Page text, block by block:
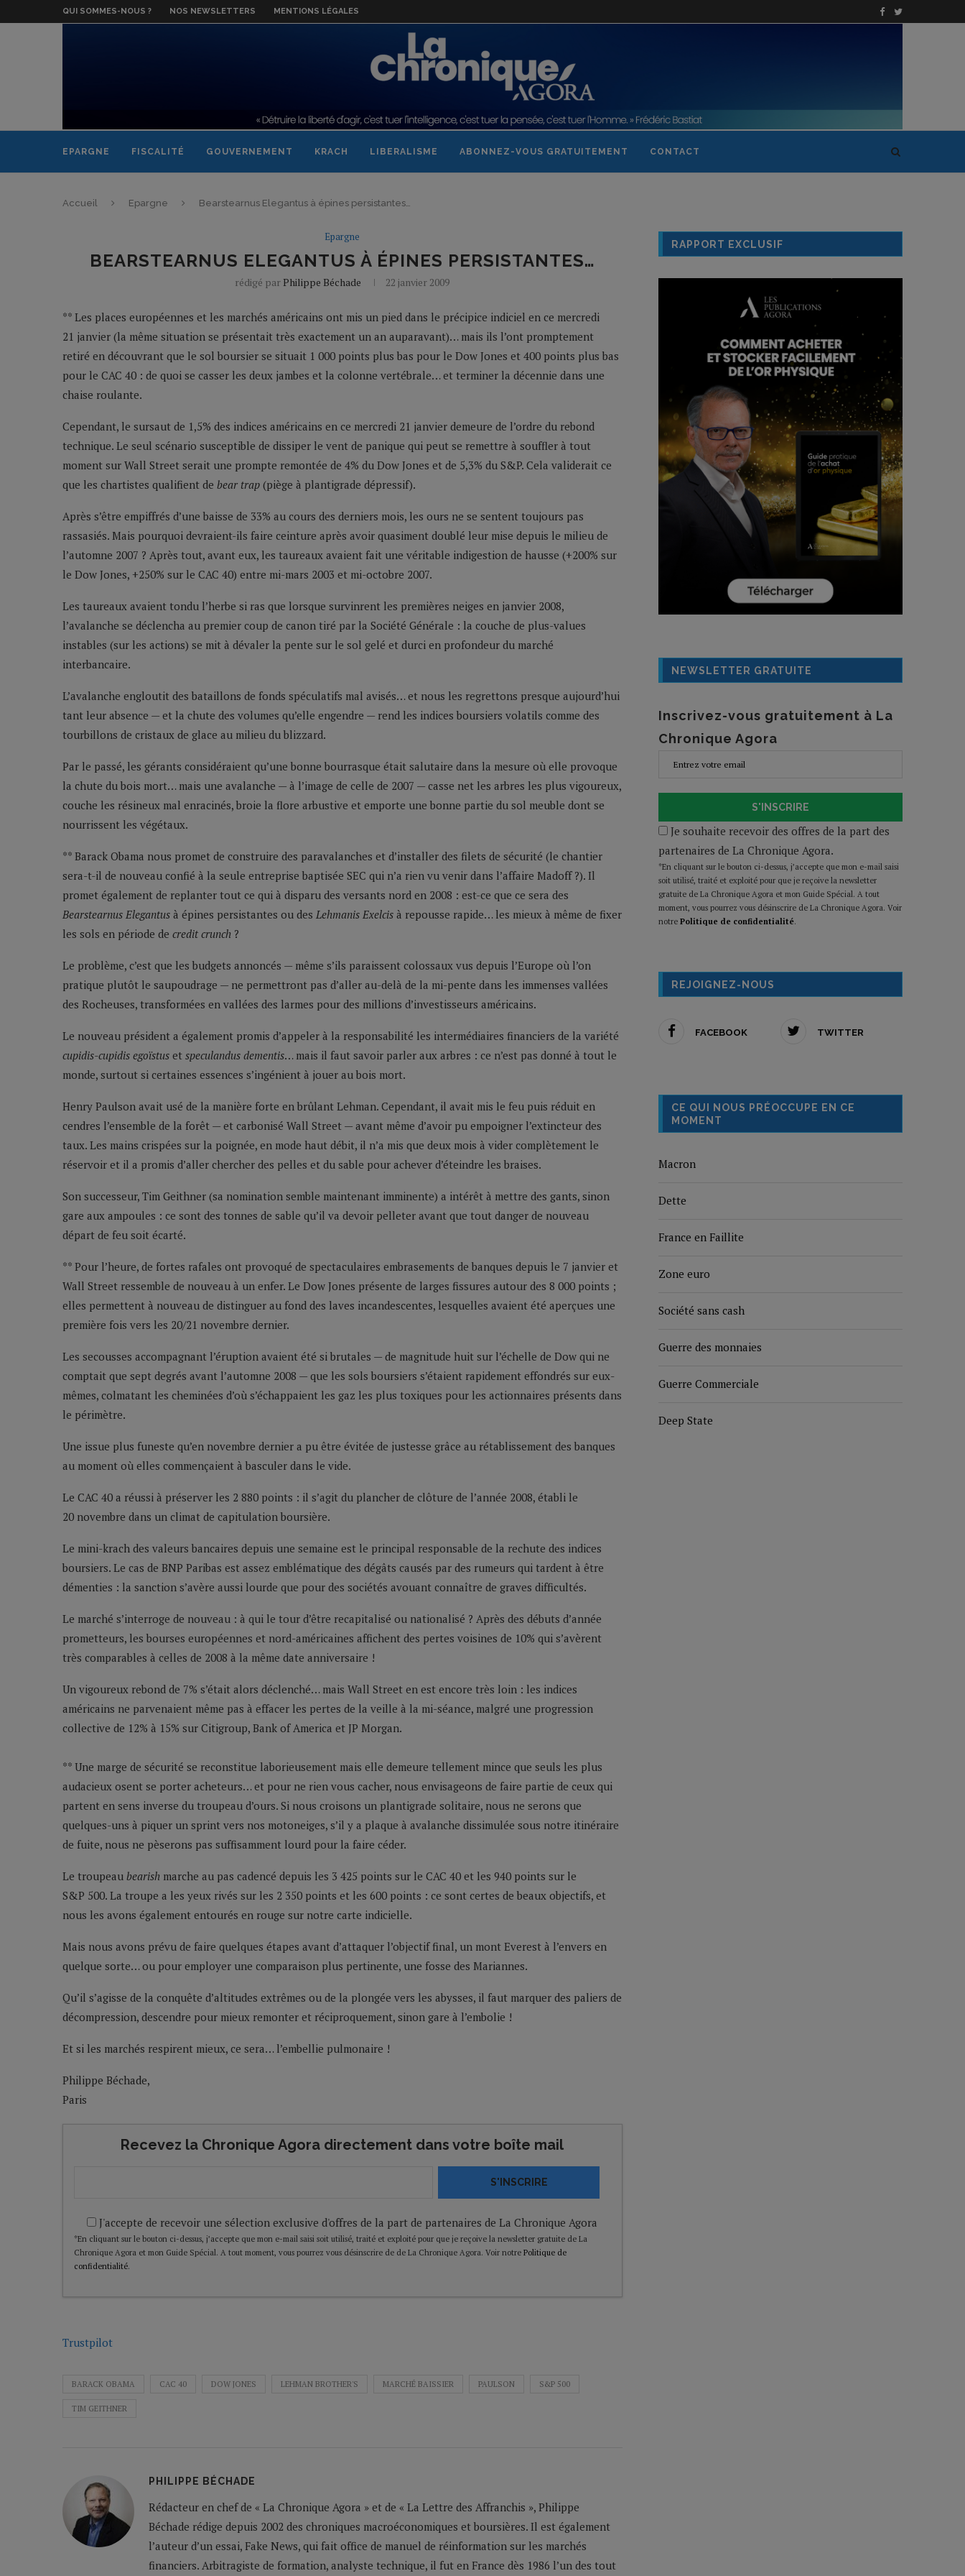
QUI SOMMES-NOUS ? NOS NEWSLETTERS MENTIONS LÉGALES
EPARGNE FISCALITÉ GOUVERNEMENT KRACH LIBERALISME ABONNEZ-VOUS GRATUITEMENT CONTACT
Accueil Epargne Bearstearnus Elegantus à épines persistantes…
Epargne
BEARSTEARNUS ELEGANTUS À ÉPINES PERSISTANTES…
rédigé par Philippe Béchade 22 janvier 2009
** Les places européennes et les marchés américains ont mis un pied dans le précipice indiciel en ce mercredi
21 janvier (la même situation se présentait très exactement un an auparavant)… mais ils l’ont promptement
retiré en découvrant que le sol boursier se situait 1 000 points plus bas pour le Dow Jones et 400 points plus bas
pour le CAC 40 : de quoi se casser les deux jambes et la colonne vertébrale… et terminer la décennie dans une
chaise roulante.
Cependant, le sursaut de 1,5% des indices américains en ce mercredi 21 janvier demeure de l’ordre du rebond
technique. Le seul scénario susceptible de dissiper le vent de panique qui peut se remettre à souffler à tout
moment sur Wall Street serait une prompte remontée de 4% du Dow Jones et de 5,3% du S&P. Cela validerait ce
que les chartistes qualifient de bear trap (piège à plantigrade dépressif).
Après s’être empiffrés d’une baisse de 33% au cours des derniers mois, les ours ne se sentent toujours pas
rassasiés. Mais pourquoi devraient-ils faire ceinture après avoir quasiment doublé leur mise depuis le milieu de
l’automne 2007 ? Après tout, avant eux, les taureaux avaient fait une véritable indigestion de hausse (+200% sur
le Dow Jones, +250% sur le CAC 40) entre mi-mars 2003 et mi-octobre 2007.
Les taureaux avaient tondu l’herbe si ras que lorsque survinrent les premières neiges en janvier 2008,
l’avalanche se déclencha au premier coup de canon tiré par la Société Générale : la couche de plus-values
instables (sur les actions) se mit à dévaler la pente sur le sol gelé et durci en profondeur du marché
interbancaire.
L’avalanche engloutit des bataillons de fonds spéculatifs mal avisés… et nous les regrettons presque aujourd’hui
tant leur absence — et la chute des volumes qu’elle engendre — rend les indices boursiers volatils comme des
tourbillons de cristaux de glace au milieu du blizzard.
Par le passé, les gérants considéraient qu’une bonne bourrasque était salutaire dans la mesure où elle provoque
la chute du bois mort… mais une avalanche — à l’image de celle de 2007 — casse net les arbres les plus vigoureux,
couche les résineux mal enracinés, broie la flore arbustive et emporte une bonne partie du sol meuble dont se
nourrissent les végétaux.
** Barack Obama nous promet de construire des paravalanches et d’installer des filets de sécurité (le chantier
sera-t-il de nouveau confié à la seule entreprise baptisée SEC qui n’a rien vu venir dans l’affaire Madoff ?). Il
promet également de replanter tout ce qui à disparu des versants nord en 2008 : est-ce que ce sera des
Bearstearnus Elegantus à épines persistantes ou des Lehmanis Exelcis à repousse rapide… les mieux à même de fixer
les sols en période de credit crunch ?
Le problème, c’est que les budgets annoncés — même s’ils paraissent colossaux vus depuis l’Europe où l’on
pratique plutôt le saupoudrage — ne permettront pas d’aller au-delà de la mi-pente dans les immenses vallées
des Rocheuses, transformées en vallées des larmes pour des millions d’investisseurs américains.
Le nouveau président a également promis d’appeler à la responsabilité les intermédiaires financiers de la variété
cupidis-cupidis egoïstus et speculandus dementis… mais il faut savoir parler aux arbres : ce n’est pas donné à tout le
monde, surtout si certaines essences s’ingénient à jouer au bois mort.
Henry Paulson avait usé de la manière forte en brûlant Lehman. Cependant, il avait mis le feu puis réduit en
cendres l’ensemble de la forêt — et carbonisé Wall Street — avant même d’avoir pu empoigner l’extincteur des
taux. Les mains crispées sur la poignée, en mode haut débit, il n’a mis que deux mois à vider complètement le
réservoir et il a promis d’aller chercher des pelles et du sable pour achever d’éteindre les braises.
Son successeur, Tim Geithner (sa nomination semble maintenant imminente) a intérêt à mettre des gants, sinon
gare aux ampoules : ce sont des tonnes de sable qu’il va devoir pelleter avant que tout danger de nouveau
départ de feu soit écarté.
** Pour l’heure, de fortes rafales ont provoqué de spectaculaires embrasements de banques depuis le 7 janvier et
Wall Street ressemble de nouveau à un enfer. Le Dow Jones présente de larges fissures autour des 8 000 points ;
elles permettent à nouveau de distinguer au fond des laves incandescentes, lesquelles avaient été aperçues une
première fois vers les 20/21 novembre dernier.
Les secousses accompagnant l’éruption avaient été si brutales — de magnitude huit sur l’échelle de Dow qui ne
comptait que sept degrés avant l’automne 2008 — que les sols boursiers s’étaient rapidement effondrés sur eux-
mêmes, colmatant les cheminées d’où s’échappaient les gaz les plus toxiques pour les actionnaires présents dans
le périmètre.
Une issue plus funeste qu’en novembre dernier a pu être évitée de justesse grâce au rétablissement des banques
au moment où elles commençaient à basculer dans le vide.
Le CAC 40 a réussi à préserver les 2 880 points : il s’agit du plancher de clôture de l’année 2008, établi le
20 novembre dans un climat de capitulation boursière.
Le mini-krach des valeurs bancaires depuis une semaine est le principal responsable de la rechute des indices
boursiers. Le cas de BNP Paribas est assez emblématique des dégâts causés par des rumeurs qui tardent à être
démenties : la sanction s’avère aussi lourde que pour des sociétés avouant connaître de graves difficultés.
Le marché s’interroge de nouveau : à qui le tour d’être recapitalisé ou nationalisé ? Après des débuts d’année
prometteurs, les bourses européennes et nord-américaines affichent des pertes voisines de 10% qui s’avèrent
très comparables à celles de 2008 à la même date anniversaire !
Un vigoureux rebond de 7% s’était alors déclenché… mais Wall Street en est encore très loin : les indices
américains ne parvenaient même pas à effacer les pertes de la veille à la mi-séance, malgré une progression
collective de 12% à 15% sur Citigroup, Bank of America et JP Morgan.
** Une marge de sécurité se reconstitue laborieusement mais elle demeure tellement mince que seuls les plus
audacieux osent se porter acheteurs… et pour ne rien vous cacher, nous envisageons de faire partie de ceux qui
partent en sens inverse du troupeau d’ours. Si nous croisons un plantigrade solitaire, nous ne serons que
quelques-uns à piquer un sprint vers nos motoneiges, s’il y a plaque à avalanche dissimulée sous notre itinéraire
de fuite, nous ne pèserons pas suffisamment lourd pour la faire céder.
Le troupeau bearish marche au pas cadencé depuis les 3 425 points sur le CAC 40 et les 940 points sur le
S&P 500. La troupe a les yeux rivés sur les 2 350 points et les 600 points : ce sont certes de beaux objectifs, et
nous les avons également entourés en rouge sur notre carte indicielle.
Mais nous avons prévu de faire quelques étapes avant d’attaquer l’objectif final, un mont Everest à l’envers en
quelque sorte… ou pour employer une comparaison plus pertinente, une fosse des Mariannes.
Qu’il s’agisse de la conquête d’altitudes extrêmes ou de la plongée vers les abysses, il faut marquer des paliers de
décompression, descendre pour mieux remonter et réciproquement, sinon gare à l’embolie !
Et si les marchés respirent mieux, ce sera… l’embellie pulmonaire !
Philippe Béchade,
Paris
Recevez la Chronique Agora directement dans votre boîte mail
S'INSCRIRE
J'accepte de recevoir une sélection exclusive d'offres de la part de partenaires de La Chronique Agora
*En cliquant sur le bouton ci-dessus, j’accepte que mon e-mail saisi soit utilisé, traité et exploité pour que je reçoive la newsletter gratuite de La
Chronique Agora et mon Guide Spécial. A tout moment, vous pourrez vous désinscrire de de La Chronique Agora. Voir notre Politique de
confidentialité.
Trustpilot
BARACK OBAMA CAC 40 DOW JONES LEHMAN BROTHER'S MARCHÉ BAISSIER PAULSON S&P 500
TIM GEITHNER
PHILIPPE BÉCHADE
Rédacteur en chef de « La Chronique Agora » et de « La Lettre des Affranchis », Philippe
Béchade rédige depuis 2002 des chroniques macroéconomiques et boursières. Il est également
l’auteur d’un essai, Fake News, qui fait office de manuel de réinformation sur les marchés
financiers. Arbitragiste de formation, analyste technique, il fut en France dès 1986 l’un des tout
RAPPORT EXCLUSIF
NEWSLETTER GRATUITE
Inscrivez-vous gratuitement à La
Chronique Agora
S'INSCRIRE
Je souhaite recevoir des offres de la part des
partenaires de La Chronique Agora.
*En cliquant sur le bouton ci-dessus, j’accepte que mon e-mail saisi
soit utilisé, traité et exploité pour que je reçoive la newsletter
gratuite de La Chronique Agora et mon Guide Spécial. A tout
moment, vous pourrez vous désinscrire de La Chronique Agora. Voir
notre Politique de confidentialité.
REJOIGNEZ-NOUS
FACEBOOK TWITTER
CE QUI NOUS PRÉOCCUPE EN CE
MOMENT
Macron
Dette
France en Faillite
Zone euro
Société sans cash
Guerre des monnaies
Guerre Commerciale
Deep State